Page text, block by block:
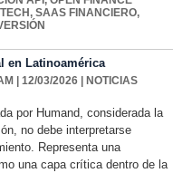
, SAAS FINANCIERO,
en Latinoamérica
| 12/03/2026
NOTICIAS
por Humand, considerada la
no debe interpretarse
Representa una
una capa crítica dentro de la